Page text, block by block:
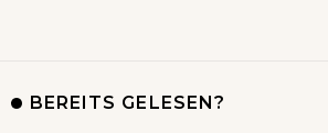
BEREITS GELESEN?